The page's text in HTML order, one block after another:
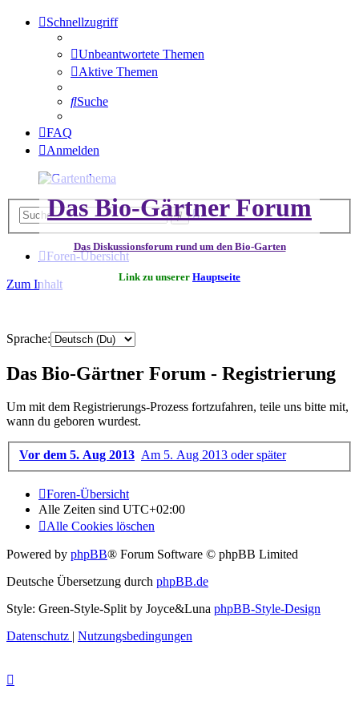
Schnellzugriff
Unbeantwortete Themen
Aktive Themen
Suche
FAQ
Anmelden
Das Bio-Gärtner Forum
Das Diskussionsforum rund um den Bio-Garten
Link zu unserer Hauptseite
SucheErweiterte
Foren-Übersicht
Zum Inhalt
Sprache:
Das Bio-Gärtner Forum - Registrierung
Um mit dem Registrierungs-Prozess fortzufahren, teile uns bitte mit,
wann du geboren wurdest.
Vor dem 5. Aug 2013 Am 5. Aug 2013 oder später
Foren-Übersicht
Alle Zeiten sind UTC+02:00
Alle Cookies löschen
Powered by phpBB® Forum Software © phpBB Limited
Deutsche Übersetzung durch phpBB.de
Style: Green-Style-Split by Joyce&Luna phpBB-Style-Design
Datenschutz | Nutzungsbedingungen